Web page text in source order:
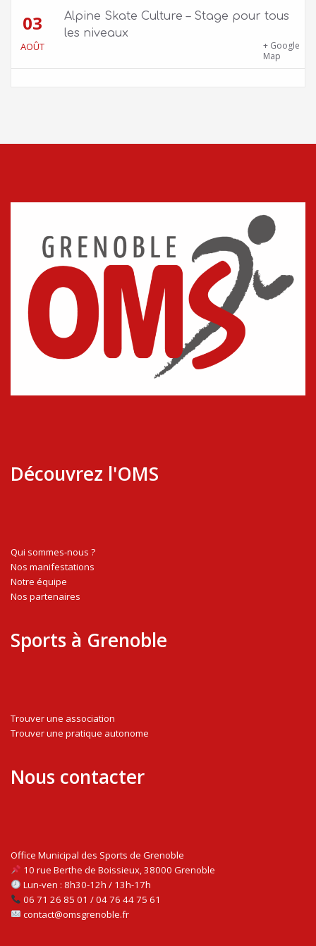
03
AOÛT
Alpine Skate Culture – Stage pour tous
les niveaux
+ Google
Map
Découvrez l'OMS
Qui sommes-nous ?
Nos manifestations
Notre équipe
Nos partenaires
Sports à Grenoble
Trouver une association
Trouver une pratique autonome
Nous contacter
Office Municipal des Sports de Grenoble
10 rue Berthe de Boissieux, 38000 Grenoble
Lun-ven : 8h30-12h / 13h-17h
06 71 26 85 01 / 04 76 44 75 61
contact@omsgrenoble.fr